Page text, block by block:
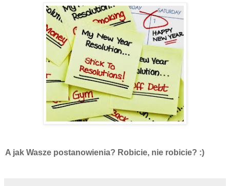
A jak Wasze postanowienia? Robicie, nie robicie? :)